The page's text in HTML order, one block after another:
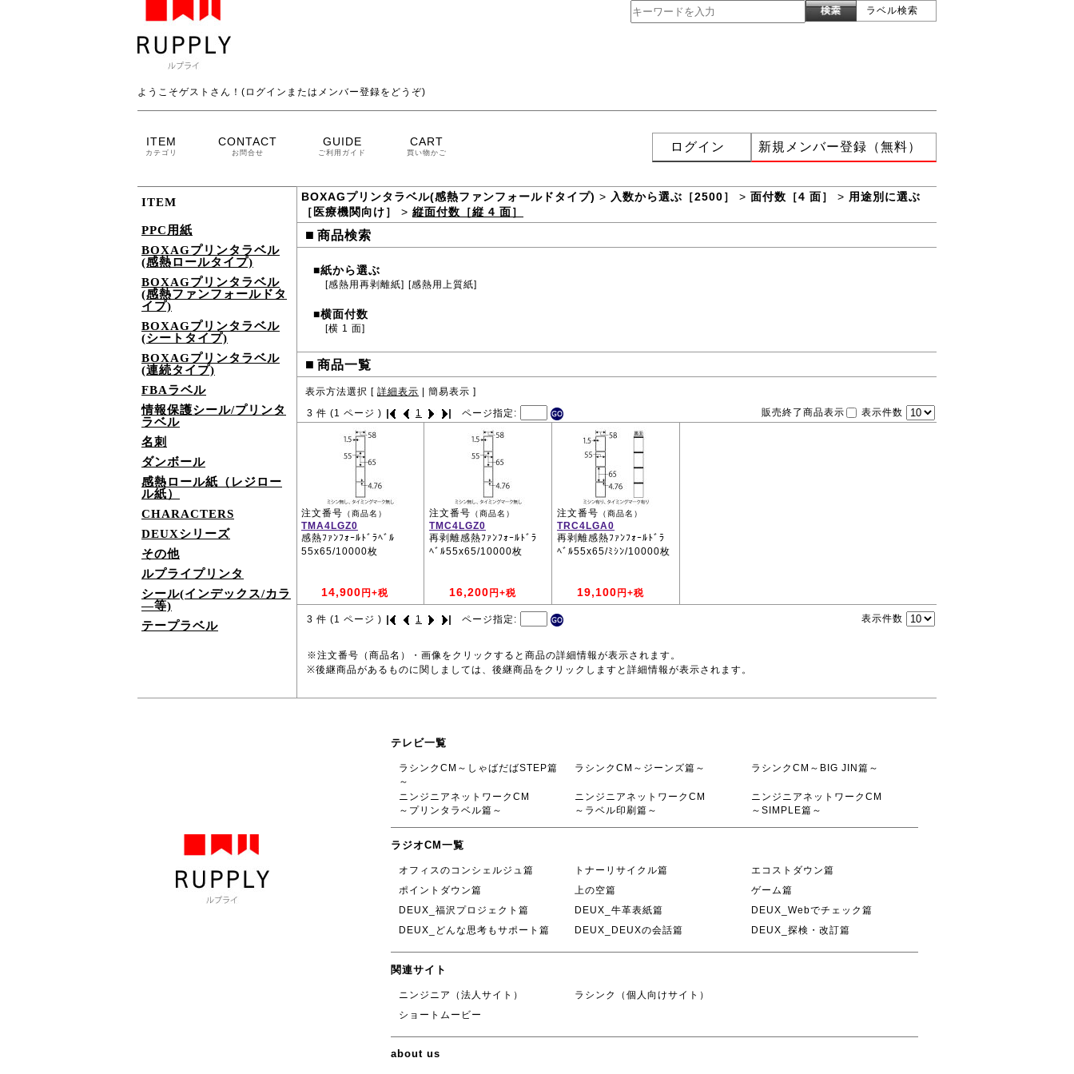
ラベル検索
ようこそゲストさん！(ログインまたはメンバー登録をどうぞ)
ITEM
カテゴリ
CONTACT
お問合せ
GUIDE
ご利用ガイド
CART
買い物かご ログイン 新規メンバー登録（無料）
ITEM
PPC用紙
BOXAGプリンタラベル
(感熱ロールタイプ)
BOXAGプリンタラベル
(感熱ファンフォールドタ
イプ)
BOXAGプリンタラベル
(シートタイプ)
BOXAGプリンタラベル
(連続タイプ)
FBAラベル
情報保護シール/プリンタ
ラベル
名刺
ダンボール
感熱ロール紙（レジロー
ル紙）
CHARACTERS
DEUXシリーズ
その他
ルプライプリンタ
シール(インデックス/カラ
―等)
テープラベル
BOXAGプリンタラベル(感熱ファンフォールドタイプ) > 入数から選ぶ［2500］ > 面付数［4 面］ > 用途別に選ぶ
［医療機関向け］
> 縦面付数［縦 4 面］
■ 商品検索
■紙から選ぶ
[感熱用再剥離紙] [感熱用上質紙]
■横面付数
[横 1 面]
■ 商品一覧
表示方法選択 [ 詳細表示 簡易表示 ]
3 件 (1 ページ ) 1 ページ指定: 販売終了商品表示 表示件数
注文番号 （商品名）
TMA4LGZ0
感熱ﾌｧﾝﾌｫｰﾙﾄﾞﾗﾍﾞﾙ
55x65/10000枚
14,900 円+税
注文番号 （商品名）
TMC4LGZ0
再剥離感熱ﾌｧﾝﾌｫｰﾙﾄﾞﾗ
ﾍﾞﾙ55x65/10000枚
16,200 円+税
注文番号 （商品名）
TRC4LGA0
再剥離感熱ﾌｧﾝﾌｫｰﾙﾄﾞﾗ
ﾍﾞﾙ55x65/ﾐｼﾝ/10000枚
19,100 円+税
3 件 (1 ページ ) 1 ページ指定: 表示件数
※注文番号（商品名）・画像をクリックすると商品の詳細情報が表示されます。
※後継商品があるものに関しましては、後継商品をクリックしますと詳細情報が表示されます。
テレビ一覧
ラシンクCM～しゃばだばSTEP篇
～
ラシンクCM～ジーンズ篇～ ラシンクCM～BIG JIN篇～
ニンジニアネットワークCM
～プリンタラベル篇～
ニンジニアネットワークCM
～ラベル印刷篇～
ニンジニアネットワークCM
～SIMPLE篇～
ラジオCM一覧
オフィスのコンシェルジュ篇 トナーリサイクル篇
エコストダウン篇
ポイントダウン篇
上の空篇
ゲーム篇
DEUX_福沢プロジェクト篇
DEUX_牛革表紙篇
DEUX_Webでチェック篇
DEUX_どんな思考もサポート篇
DEUX_DEUXの会話篇 DEUX_探検・改訂篇
関連サイト
ニンジニア（法人サイト）
ラシンク（個人向けサイト）
ショートムービー
about us